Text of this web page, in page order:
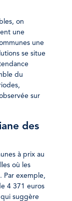
on
une
une
se situe
du
sur
des
à prix au
où les
Par exemple,
4 371 euros
suggère